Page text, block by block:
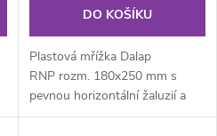
DO KOŠÍKU
Plastová mřížka Dalap
RNP rozm. 180x250 mm s
pevnou horizontální žaluzií a
posuvnou vertikální žaluzií...